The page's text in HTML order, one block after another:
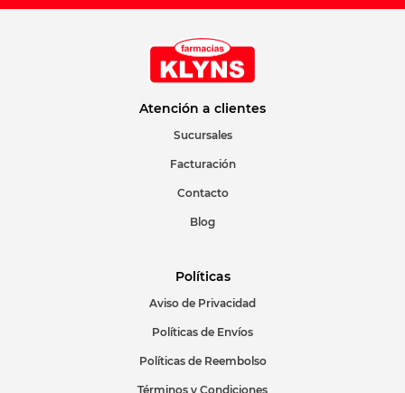
Atención a clientes
Sucursales
Facturación
Contacto
Blog
Políticas
Aviso de Privacidad
Políticas de Envíos
Políticas de Reembolso
Términos y Condiciones